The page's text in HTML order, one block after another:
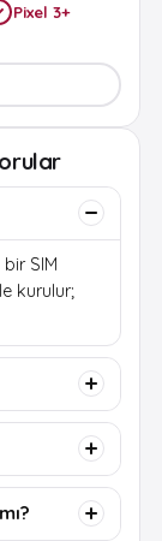
Pixel 3+
SIM
kurulur;